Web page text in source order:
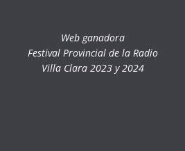
Web ganadora
Festival Provincial de la Radio
Villa Clara 2023 y 2024